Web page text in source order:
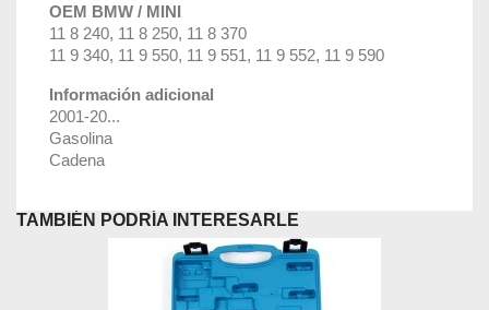
OEM BMW / MINI
11 8 240, 11 8 250, 11 8 370
11 9 340, 11 9 550, 11 9 551, 11 9 552, 11 9 590
Información adicional
2001-20...
Gasolina
Cadena
TAMBIÉN PODRÍA INTERESARLE